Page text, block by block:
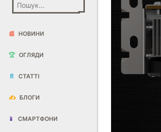
📰 НОВИНИ
🏆 ОГЛЯДИ
📄 СТАТТІ
✍️ БЛОГИ
📱 СМАРТФОНИ